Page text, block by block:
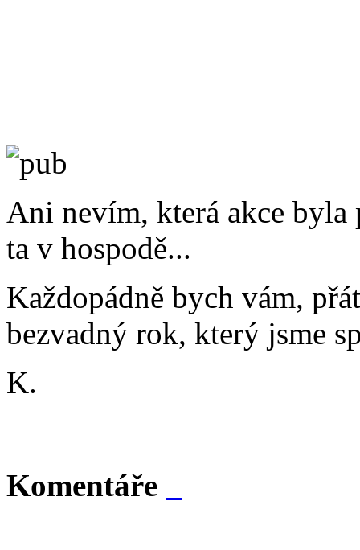
Ani nevím, která akce byla
ta v hospodě...
Každopádně bych vám,
bezvadný rok, který jsme
K.
Komentáře